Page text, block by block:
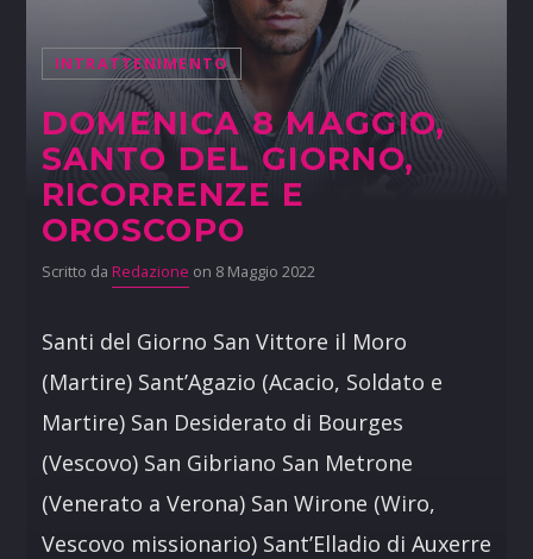
INTRATTENIMENTO
DOMENICA 8 MAGGIO,
SANTO DEL GIORNO,
RICORRENZE E
OROSCOPO
Scritto da Redazione on 8 Maggio 2022
Santi del Giorno San Vittore il Moro
(Martire) Sant’Agazio (Acacio, Soldato e
Martire) San Desiderato di Bourges
(Vescovo) San Gibriano San Metrone
(Venerato a Verona) San Wirone (Wiro,
Vescovo missionario) Sant’Elladio di Auxerre